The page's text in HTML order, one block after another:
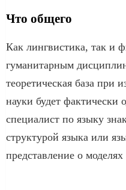
Что общего
Как лингвистика, так и
гуманитарным
теоретическая база при
науки будет фактически
специалист по языку
структурой языка или
представление о